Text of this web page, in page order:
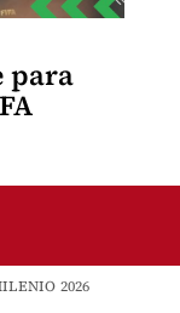
para
2026